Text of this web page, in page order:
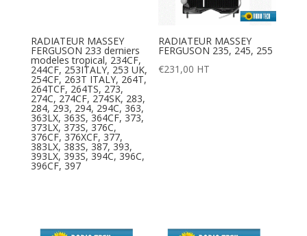
RADIATEUR MASSEY
FERGUSON 233 derniers
modeles tropical, 234CF,
244CF, 253ITALY, 253 UK,
254CF, 263T ITALY, 264T,
264TCF, 264TS, 273,
274C, 274CF, 274SK, 283,
284, 293, 294, 294C, 363,
363LX, 363S, 364CF, 373,
373LX, 373S, 376C,
376CF, 376XCF, 377,
383LX, 383S, 387, 393,
393LX, 393S, 394C, 396C,
396CF, 397
RADIATEUR MASSEY
FERGUSON 235, 245, 255
€231,00 HT